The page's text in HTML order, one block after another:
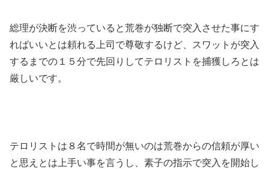
総理が決断を渋っていると荒巻が独断で突入させた事にす
ればいいとは頼れる上司で尊敬するけど、スワットが突入
するまでの１５分で先回りしてテロリストを捕獲しろとは
厳しいです。
テロリストは８名で時間が無いのは荒巻からの信頼が厚い
と思えとは上手い事を言うし、素子の指示で突入を開始し